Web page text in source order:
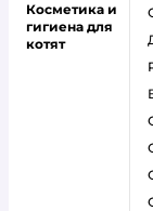
Косметика и
гигиена для
котят